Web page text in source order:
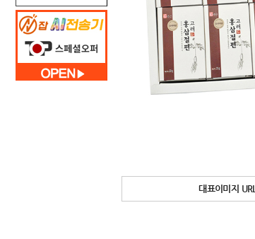
대표이미지 URL